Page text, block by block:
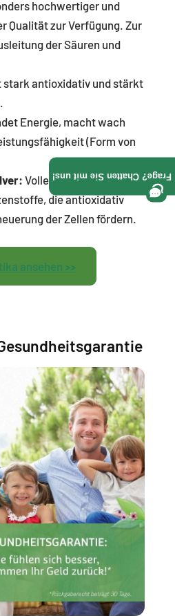
hochwertiger und
Qualität zur Verfügung. Zur
der Säuren und
stark antioxidativ und stärkt
Energie, macht wach
(Form von
Voller Vitamine und
die antioxidativ
der Zellen fördern.
ansehen >>
Frage? Chatten Sie mit uns!